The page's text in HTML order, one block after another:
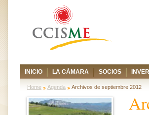
INICIO LA CÁMARA SOCIOS
Home Agenda Archivos de septiembre 2012